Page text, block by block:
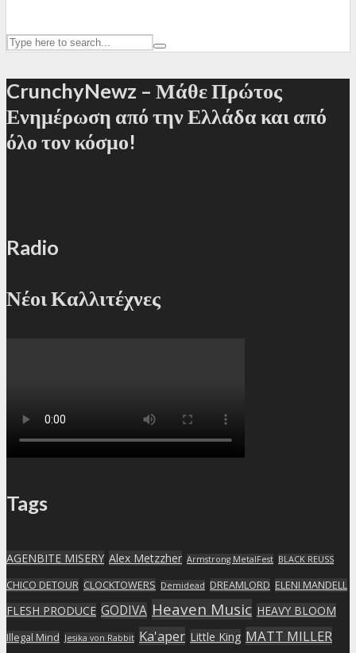
CrunchyNewz – Μάθε Πρώτος
Ενημέρωση από την Ελλάδα και από
όλο τον κόσμο!
Radio
Νέοι Καλλιτέχνες
Tags
AGENBITE MISERY Alex Metzzher Armstrong MetalFest BLACK REUSS
CHICO DETOUR CLOCKTOWERS Demidead DREAMLORD ELENI MANDELL
FLESH PRODUCE GODIVA Heaven Music HEAVY BLOOM
Illegal Mind Jesika von Rabbit Ka'aper Little King MATT MILLER